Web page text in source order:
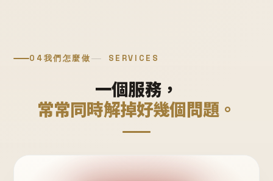
04我們怎麼做 SERVICES
一個服務，
常常同時解掉好幾個問題。